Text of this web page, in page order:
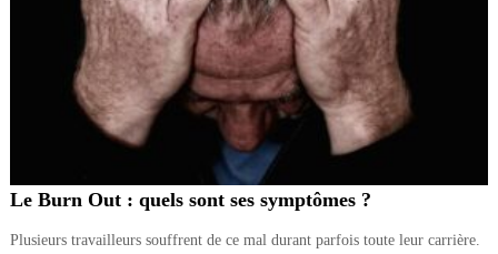
Le Burn Out : quels sont ses symptômes ?
Plusieurs travailleurs souffrent de ce mal durant parfois toute leur carrière.